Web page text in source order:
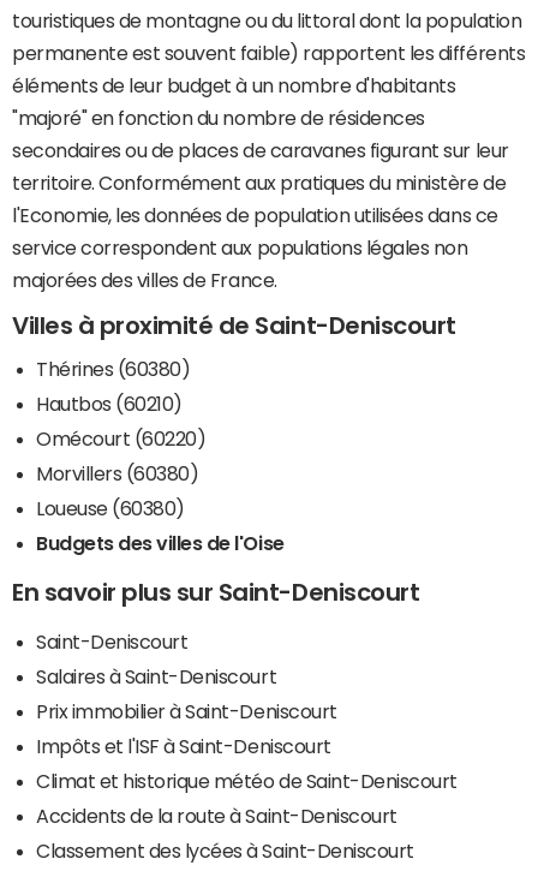
touristiques de montagne ou du littoral dont la population
permanente est souvent faible) rapportent les différents
éléments de leur budget à un nombre d'habitants
"majoré" en fonction du nombre de résidences
secondaires ou de places de caravanes figurant sur leur
territoire. Conformément aux pratiques du ministère de
l'Economie, les données de population utilisées dans ce
service correspondent aux populations légales non
majorées des villes de France.
Villes à proximité de Saint-Deniscourt
Thérines (60380)
Hautbos (60210)
Omécourt (60220)
Morvillers (60380)
Loueuse (60380)
Budgets des villes de l'Oise
En savoir plus sur Saint-Deniscourt
Saint-Deniscourt
Salaires à Saint-Deniscourt
Prix immobilier à Saint-Deniscourt
Impôts et l'ISF à Saint-Deniscourt
Climat et historique météo de Saint-Deniscourt
Accidents de la route à Saint-Deniscourt
Classement des lycées à Saint-Deniscourt